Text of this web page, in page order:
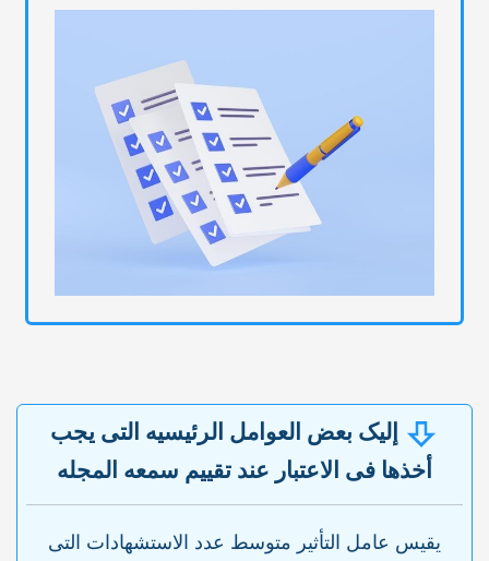
إلیک بعض العوامل الرئیسیه التی یجب
أخذها فی الاعتبار عند تقییم سمعه المجله
یقیس عامل التأثیر متوسط عدد الاستشهادات التی